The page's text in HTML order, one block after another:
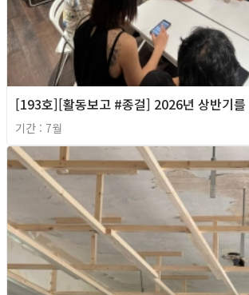
[193호][활동보고 #종걸] 2026년 상반기를
기간 : 7월